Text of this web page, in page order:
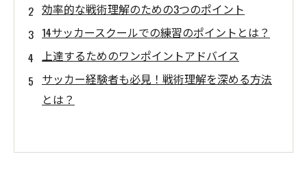
効率的な戦術理解のための3つのポイント
14サッカースクールでの練習のポイントとは？
上達するためのワンポイントアドバイス
サッカー経験者も必見！戦術理解を深める方法
とは？